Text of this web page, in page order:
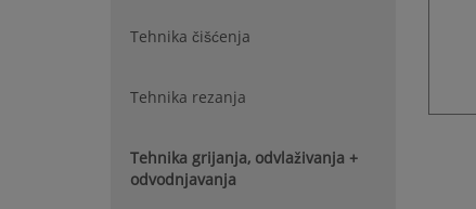
Tehnika čišćenja
Tehnika rezanja
Tehnika grijanja, odvlaživanja +
odvodnjavanja